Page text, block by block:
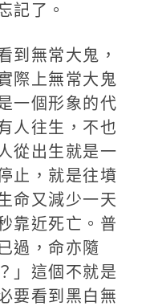
記了。
到無常大鬼，
際上無常大鬼
一個形象的代
人往生，不也
從出生就是一
止，就是往墳
命又減少一天
靠近死亡。普
過，命亦隨
」這個不就是
要看到黑白無